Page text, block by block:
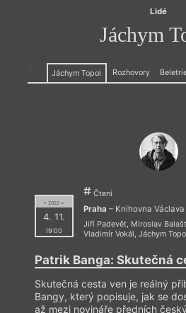
Lidé
Jáchym
Jáchym Topol Rozhovory
1986 pracoval jako skladník,
raných osmdesátých letech
Karlíkem, Filipem Topolem,
Violit,
založení edice Mozková mrtvice
časopisu
Jednou nohou,
Revolver Revue
. Chartista.
překročení hranic do Polska a
Šéfredaktor a redaktorRevolver
Lidových novin, poté spisovatel
Studoval etnologii na FF UK,
nedokončil. V současné době je
Knihovny Václava Havla. Vydal
= 2022 =
4. 11.
19:00
Čtení
Praha – Knihovna
Jiří Padevět, Miroslav
Vladimír Vokál ,Jáchym Topol
Patrik Banga: Skutečná
Skutečná cesta ven je reálný
Bangy, který popisuje, jak se
až mezi novináře předních